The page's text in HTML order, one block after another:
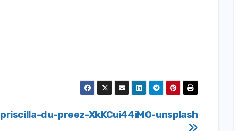
priscilla-du-preez-XkKCui44iM0-unsplash